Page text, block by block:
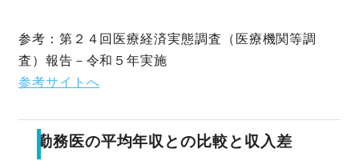
参考：第２４回医療経済実態調査（医療機関等調
査）報告－令和５年実施
参考サイトへ
勤務医の平均年収との比較と収入差